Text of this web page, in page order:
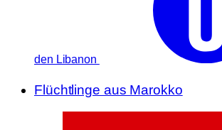
den Libanon
Flüchtlinge aus Marokko